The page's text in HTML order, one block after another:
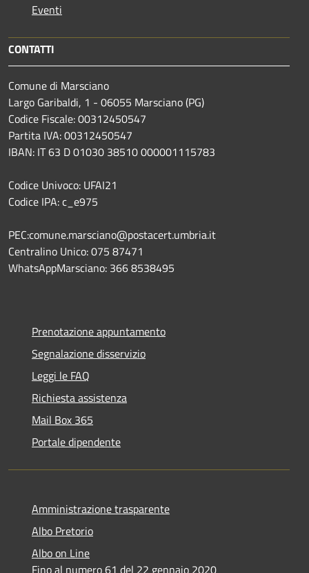
Eventi
CONTATTI
Comune di Marsciano
Largo Garibaldi, 1 - 06055 Marsciano (PG)
Codice Fiscale: 00312450547
Partita IVA: 00312450547
IBAN: IT 63 D 01030 38510 000001115783
Codice Univoco: UFAI21
Codice IPA: c_e975
PEC:comune.marsciano@postacert.umbria.it
Centralino Unico: 075 87471
WhatsAppMarsciano: 366 8538495
Prenotazione appuntamento
Segnalazione disservizio
Leggi le FAQ
Richiesta assistenza
Mail Box 365
Portale dipendente
Amministrazione trasparente
Albo Pretorio
Albo on Line
Fino al numero 61 del 22 gennaio 2020